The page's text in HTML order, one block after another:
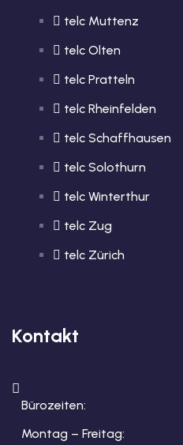
telc Muttenz
telc Olten
telc Pratteln
telc Rheinfelden
telc Schaffhausen
telc Solothurn
telc Winterthur
telc Zug
telc Zürich
Kontakt
Bürozeiten:
Montag – Freitag: